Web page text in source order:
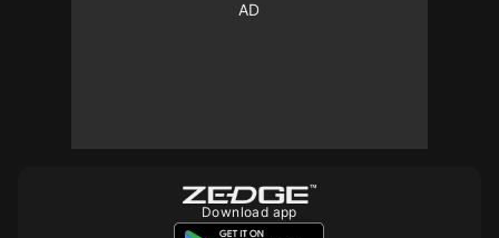
Download app